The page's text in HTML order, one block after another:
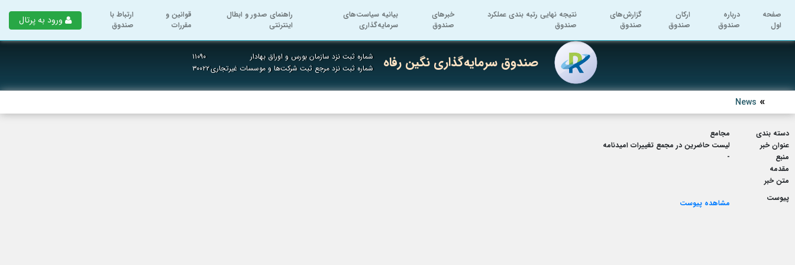
صفحه
اول
درباره
صندوق
ارکان
صندوق
گزارش‌های
صندوق
نتیجه نهایی رتبه بندی عملکرد
صندوق
خبرهای
صندوق
بیانیه سیاست‌های
سرمایه‌گذاری
راهنمای صدور و ابطال
اینترنتی
قوانین و
مقررات
ارتباط با
صندوق
ورود به پرتال
صندوق سرمایه‌گذاری نگین رفاه شماره ثبت نزد سازمان بورس و اوراق بهادار
۱۱۰۹۰
شماره ثبت نزد مرجع ثبت شرکت‌ها و موسسات غیرتجاری۳۰۰۲۲
News
دسته بندی
مجامع
عنوان خبر
لیست حاضرین در مجمع تغییرات امیدنامه
منبع
-
مقدمه
متن خبر
پیوست
مشاهده پیوست